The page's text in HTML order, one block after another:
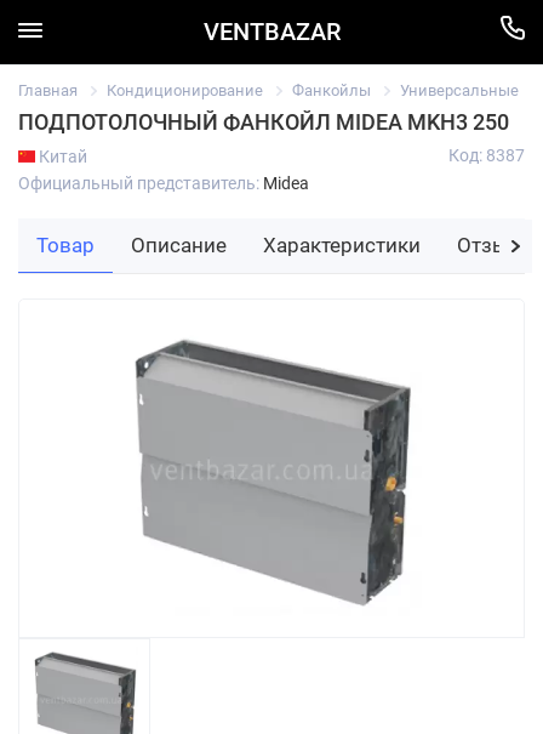
VENTBAZAR
Главная Кондиционирование Фанкойлы Универсальные
ПОДПОТОЛОЧНЫЙ ФАНКОЙЛ MIDEA MKH3 250
Китай
Официальный представитель: Midea
Код: 8387
Товар Описание Характеристики Отзывы